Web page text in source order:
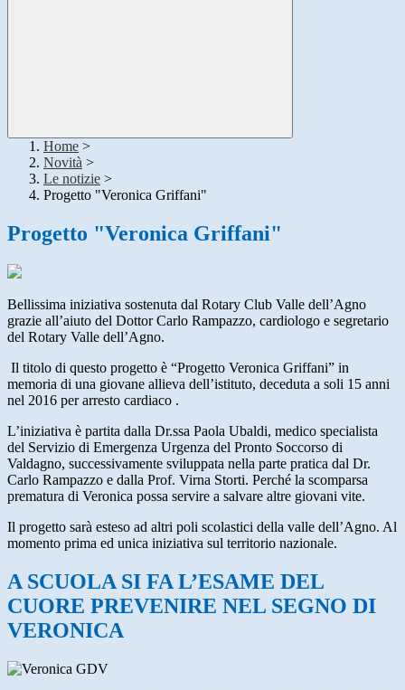
Home >
Novità >
Le notizie >
Progetto "Veronica Griffani"
Progetto "Veronica Griffani"
Bellissima iniziativa sostenuta dal Rotary Club Valle dell’Agno
grazie all’aiuto del Dottor Carlo Rampazzo, cardiologo e segretario
del Rotary Valle dell’Agno.
Il titolo di questo progetto è “Progetto Veronica Griffani” in
memoria di una giovane allieva dell’istituto, deceduta a soli 15 anni
nel 2016 per arresto cardiaco .
L’iniziativa è partita dalla Dr.ssa Paola Ubaldi, medico specialista
del Servizio di Emergenza Urgenza del Pronto Soccorso di
Valdagno, successivamente sviluppata nella parte pratica dal Dr.
Carlo Rampazzo e dalla Prof. Virna Storti. Perché la scomparsa
prematura di Veronica possa servire a salvare altre giovani vite.
Il progetto sarà esteso ad altri poli scolastici della valle dell’Agno. Al
momento prima ed unica iniziativa sul territorio nazionale.
A SCUOLA SI FA L’ESAME DEL
CUORE PREVENIRE NEL SEGNO DI
VERONICA